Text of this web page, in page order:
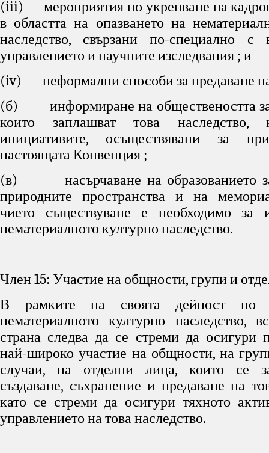
(iii) мероприятия по укрепване на
в областта на опазването на
наследство, свързани по-специално с
управлението и научните изследвания ; и
(iv) неформални способи за предаване
(б) информиране на обществеността за
които заплашват това
инициативите, осъществявани за
настоящата Конвенция ;
(в) насърчаване на образованието
природните пространства и на
чието съществуване е необходимо за
нематериалното културно наследство.
Член 15: Участие на общности, групи и
В рамките на своята дейност по
нематериалното културно наследство,
страна следва да се стреми да осигури
най-широко участие на общности, на
случаи, на отделни лица, които се
създаване, съхранение и предаване на
като се стреми да осигури тяхното
управлението на това наследство.